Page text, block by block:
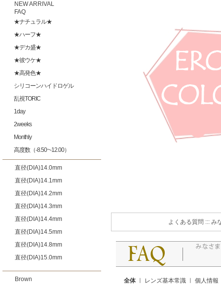
NEW ARRIVAL
FAQ
★ナチュラル★
★ハーフ★
★デカ盛★
★彼ウケ★
★高発色★
シリコーンハイドロゲル
乱視TORIC
1day
2weeks
Monthly
高度数（-8.50~-12.00）
直径(DIA)14.0mm
直径(DIA)14.1mm
直径(DIA)14.2mm
直径(DIA)14.3mm
直径(DIA)14.4mm
直径(DIA)14.5mm
直径(DIA)14.8mm
直径(DIA)15.0mm
Brown
よくある質問 ::: み
全体ㅣ レンズ基本常識 個人情報